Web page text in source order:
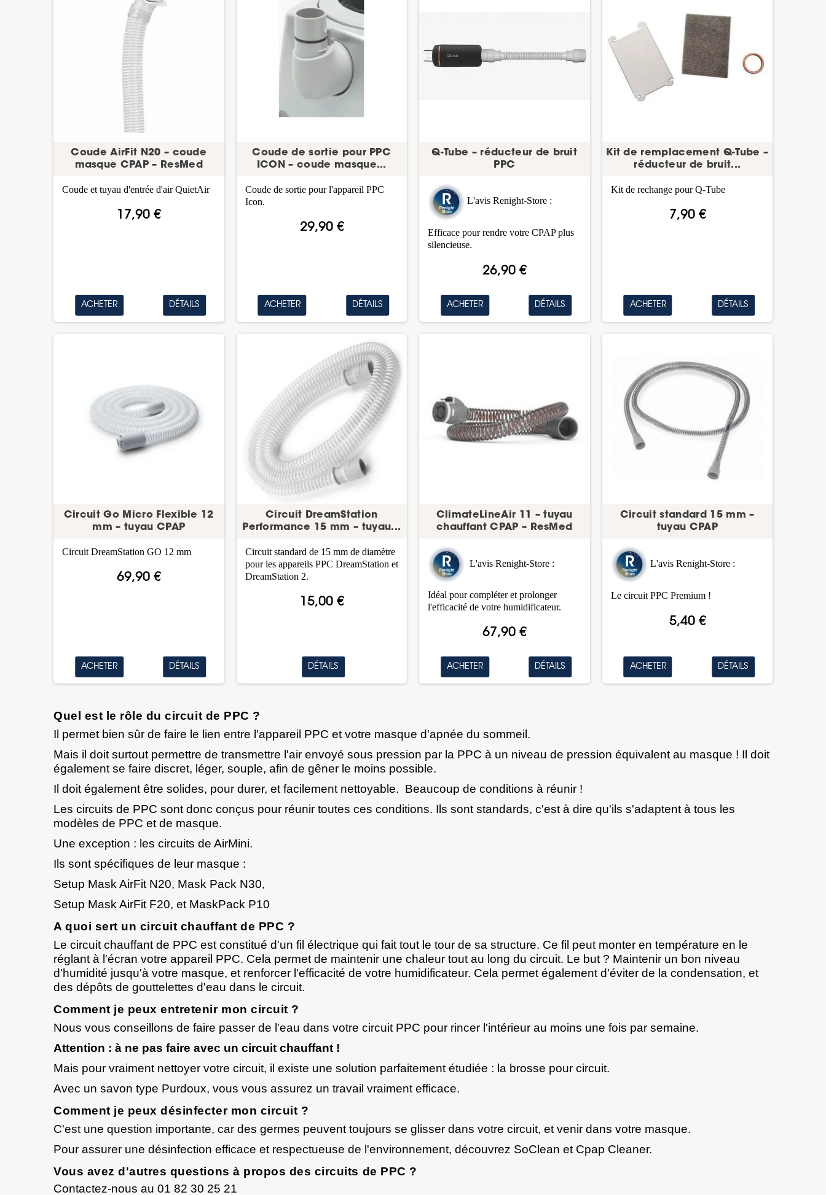
Coude AirFit N20 – coude
masque CPAP – ResMed
17,90 €
Coude et tuyau d'entrée d'air QuietAir
ACHETER DÉTAILS
Coude de sortie pour PPC
ICON – coude masque...
29,90 €
Coude de sortie pour l'appareil PPC
Icon.
ACHETER DÉTAILS
Q-Tube – réducteur de bruit
PPC
26,90 €
L'avis Renight-Store :
Efficace pour rendre votre CPAP plus
silencieuse.
ACHETER DÉTAILS
Kit de remplacement Q-Tube –
réducteur de bruit...
7,90 €
Kit de rechange pour Q-Tube
ACHETER DÉTAILS
Circuit Go Micro Flexible 12
mm – tuyau CPAP
69,90 €
Circuit DreamStation GO 12 mm
ACHETER DÉTAILS
Circuit DreamStation
Performance 15 mm – tuyau...
15,00 €
Circuit standard de 15 mm de diamètre
pour les appareils PPC DreamStation et
DreamStation 2.
DÉTAILS
ClimateLineAir 11 – tuyau
chauffant CPAP – ResMed
67,90 €
L'avis Renight-Store :
Idéal pour compléter et prolonger
l'efficacité de votre humidificateur.
ACHETER DÉTAILS
Circuit standard 15 mm –
tuyau CPAP
5,40 €
L'avis Renight-Store :
Le circuit PPC Premium !
ACHETER DÉTAILS
Quel est le rôle du circuit de PPC ?
Il permet bien sûr de faire le lien entre l'appareil PPC et votre masque d'apnée du sommeil.
Mais il doit surtout permettre de transmettre l'air envoyé sous pression par la PPC à un niveau de pression équivalent au masque ! Il doit
également se faire discret, léger, souple, afin de gêner le moins possible.
Il doit également être solides, pour durer, et facilement nettoyable. Beaucoup de conditions à réunir !
Les circuits de PPC sont donc conçus pour réunir toutes ces conditions. Ils sont standards, c'est à dire qu'ils s'adaptent à tous les
modèles de PPC et de masque.
Une exception : les circuits de AirMini.
Ils sont spécifiques de leur masque :
Setup Mask AirFit N20, Mask Pack N30,
Setup Mask AirFit F20, et MaskPack P10
A quoi sert un circuit chauffant de PPC ?
Le circuit chauffant de PPC est constitué d'un fil électrique qui fait tout le tour de sa structure. Ce fil peut monter en température en le
réglant à l'écran votre appareil PPC. Cela permet de maintenir une chaleur tout au long du circuit. Le but ? Maintenir un bon niveau
d'humidité jusqu'à votre masque, et renforcer l'efficacité de votre humidificateur. Cela permet également d'éviter de la condensation, et
des dépôts de gouttelettes d'eau dans le circuit.
Comment je peux entretenir mon circuit ?
Nous vous conseillons de faire passer de l'eau dans votre circuit PPC pour rincer l'intérieur au moins une fois par semaine.
Attention : à ne pas faire avec un circuit chauffant !
Mais pour vraiment nettoyer votre circuit, il existe une solution parfaitement étudiée : la brosse pour circuit.
Avec un savon type Purdoux, vous vous assurez un travail vraiment efficace.
Comment je peux désinfecter mon circuit ?
C'est une question importante, car des germes peuvent toujours se glisser dans votre circuit, et venir dans votre masque.
Pour assurer une désinfection efficace et respectueuse de l'environnement, découvrez SoClean et Cpap Cleaner.
Vous avez d'autres questions à propos des circuits de PPC ?
Contactez-nous au 01 82 30 25 21